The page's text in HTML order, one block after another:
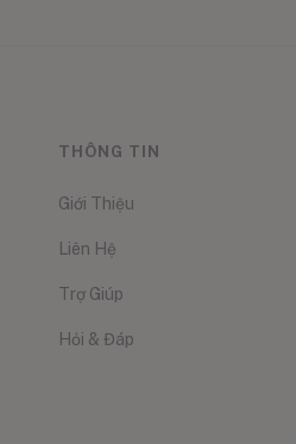
THÔNG TIN
Giới Thiệu
Liên Hệ
Trợ Giúp
Hỏi & Đáp